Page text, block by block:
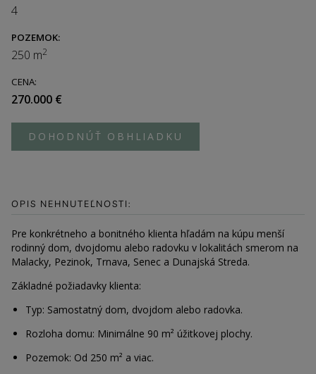
4
POZEMOK:
250 m2
CENA:
270.000 €
DOHODNÚŤ OBHLIADKU
OPIS NEHNUTEĽNOSTI:
Pre konkrétneho a bonitného klienta hľadám na kúpu menší
rodinný dom, dvojdomu alebo radovku v lokalitách smerom na
Malacky, Pezinok, Trnava, Senec a Dunajská Streda.
Základné požiadavky klienta:
Typ: Samostatný dom, dvojdom alebo radovka.
Rozloha domu: Minimálne 90 m² úžitkovej plochy.
Pozemok: Od 250 m² a viac.